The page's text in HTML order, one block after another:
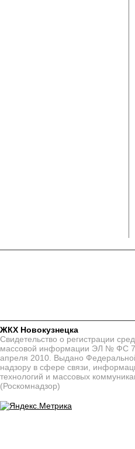
ЖКХ Новокузнецка
Свидетельство о регистрации
массовой информации ЭЛ № ФС
апреля 2010. Выдано
надзору в сфере связи,
технологий и массовых
(Роскомнадзор)